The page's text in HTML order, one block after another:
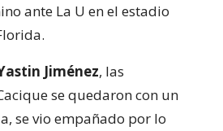
ante La U en el estadio
Jiménez, las
se quedaron con un
se vio empañado por lo